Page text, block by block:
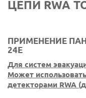
ЦЕПИ RWA
ПРИМЕНЕНИЕ
24E
Для систем
Может
детекторами RWA